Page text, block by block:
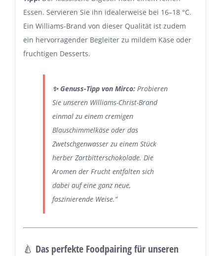
Essen. Servieren Sie ihn idealerweise bei 16–18 °C.
Ein Williams-Brand von dieser Qualität ist zudem
ein hervorragender Begleiter zu mildem Käse oder
fruchtigen Desserts.
✨ Genuss-Tipp von Mirco:Probieren
Sie unseren Williams-Christ-Brand
einmal zu einem cremigen
Blauschimmelkäse oder das
Zwetschgenwasser zu einem Stück
herber Zartbitterschokolade. Die
Aromen der Frucht entfalten sich
dabei auf eine ganz neue,
faszinierende Weise.“
🍐 Das perfekte Foodpairing für unseren